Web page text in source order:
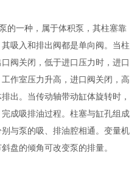
的一种，属于体积泵，其柱塞靠
吸入和排出阀都是单向阀。当柱
阀关闭，低于进口压力时，进口
作室压力升高，进口阀关闭，高
出。当传动轴带动缸体旋转时，
成吸排油过程。柱塞与缸孔组成
与泵的吸、排油腔相通。变量机
盘的倾角可改变泵的排量。